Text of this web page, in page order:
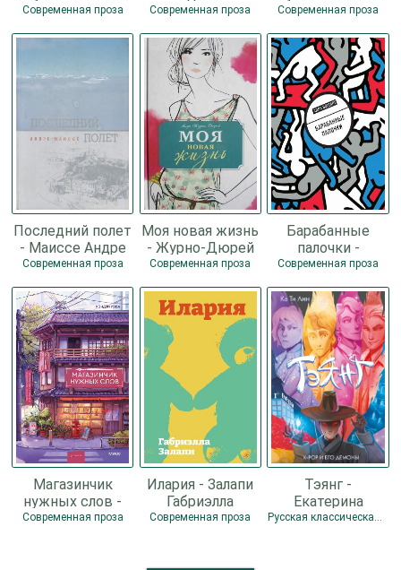
рассказах -
Современная проза
моралистки -
Современная проза Современная проза
Последний полет
- Маиссе Андре
Современная проза
Моя новая жизнь
- Журно-Дюрей
Анук
Современная проза
Барабанные
палочки -
Боссарт Алла
Современная проза
Магазинчик
нужных слов -
Уэда Кэндзи
Современная проза
Илария - Залапи
Габриэлла
Современная проза
Тэянг -
Екатерина
Соболь
Русская классическая проза